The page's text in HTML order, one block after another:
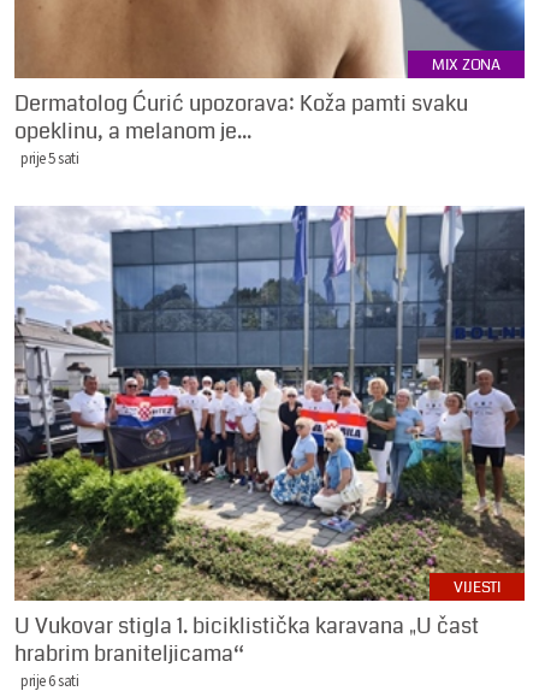
MIX ZONA
Dermatolog Ćurić upozorava: Koža pamti svaku
opeklinu, a melanom je...
prije 5 sati
VIJESTI
U Vukovar stigla 1. biciklistička karavana „U čast
hrabrim braniteljicama“
prije 6 sati